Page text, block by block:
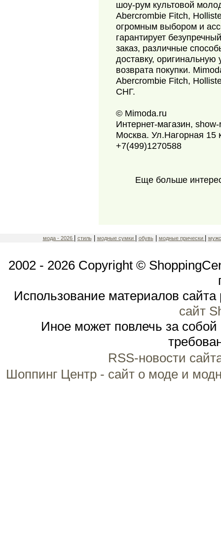
шоу-рум культовой
Abercrombie Fitch,
огромным выбором и
гарантирует
заказ, различные
доставку, оригинальную
возврата покупки.
Abercrombie Fitch,
СНГ.
© Mimoda.ru
Интернет-магазин,
Москва. Ул.Нагорная 15
+7(499)1270588
Еще больше
мода - 2026 стиль| модные сумки обувь| модные прически
2002 - 2026 Copyright ©
Использование материалов
сайт
Иное может повлечь за
RSS-новости
Шоппинг Центр - сайт о моде и